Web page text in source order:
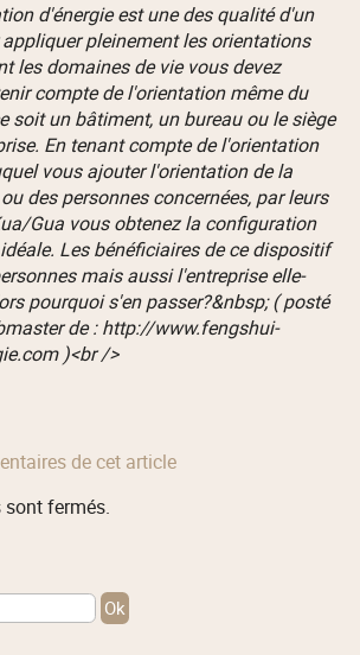
d'énergie est une des qualité d'un
pleinement les orientations
les domaines de vie vous devez
compte de l'orientation même du
soit un bâtiment, un bureau ou le siège
En tenant compte de l'orientation
vous ajouter l'orientation de la
des personnes concernées, par leurs
Gua vous obtenez la configuration
Les bénéficiaires de ce dispositif
mais aussi l'entreprise elle-
pourquoi s'en passer?&nbsp; ( posté
de : http://www.fengshui-
)<br />
de cet article
fermés.